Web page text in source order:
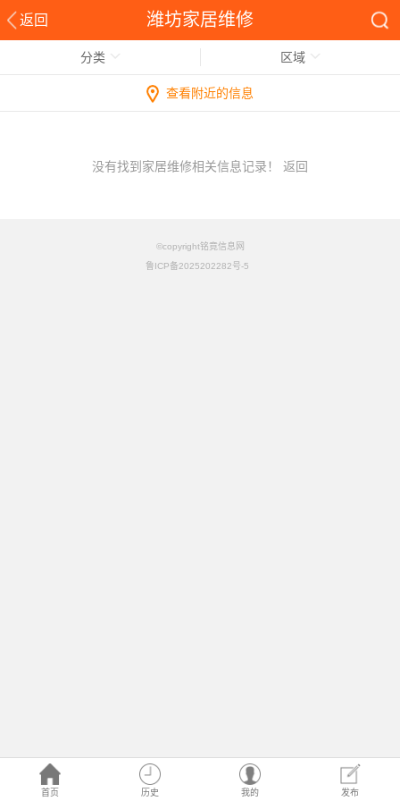
返回 潍坊家居维修
首页 历史 我的 发布
分类 区域
查看附近的信息
没有找到家居维修相关信息记录！ 返回
©copyright铭竟信息网
鲁ICP备2025202282号-5